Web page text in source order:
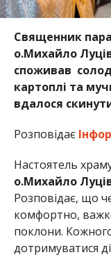
Священник
о.Михайло Луців
споживав
картоплі та
вдалося
Розповідає
Настоятель
о.Михайло
Розповідає, що
комфортно,
поклони.
дотримуватися